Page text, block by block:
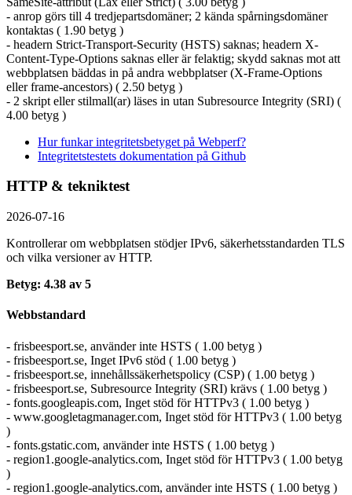
- anrop görs till 4 tredjepartsdomäner; 2 kända spårningsdomäner
kontaktas ( 1.90 betyg )
- headern Strict-Transport-Security (HSTS) saknas; headern X-
Content-Type-Options saknas eller är felaktig; skydd saknas mot att
webbplatsen bäddas in på andra webbplatser (X-Frame-Options
eller frame-ancestors) ( 2.50 betyg )
- 2 skript eller stilmall(ar) läses in utan Subresource Integrity (SRI) (
4.00 betyg )
Hur funkar integritetsbetyget på Webperf?
Integritetstestets dokumentation på Github
HTTP & tekniktest
2026-07-16
Kontrollerar om webbplatsen stödjer IPv6, säkerhets­standarden TLS
och vilka versioner av HTTP.
Betyg: 4.38 av 5
Webbstandard
- frisbeesport.se, använder inte HSTS ( 1.00 betyg )
- frisbeesport.se, Inget IPv6 stöd ( 1.00 betyg )
- frisbeesport.se, innehållssäkerhetspolicy (CSP) ( 1.00 betyg )
- frisbeesport.se, Subresource Integrity (SRI) krävs ( 1.00 betyg )
- fonts.googleapis.com, Inget stöd för HTTPv3 ( 1.00 betyg )
- www.googletagmanager.com, Inget stöd för HTTPv3 ( 1.00 betyg
)
- fonts.gstatic.com, använder inte HSTS ( 1.00 betyg )
- region1.google-analytics.com, Inget stöd för HTTPv3 ( 1.00 betyg
)
- region1.google-analytics.com, använder inte HSTS ( 1.00 betyg )